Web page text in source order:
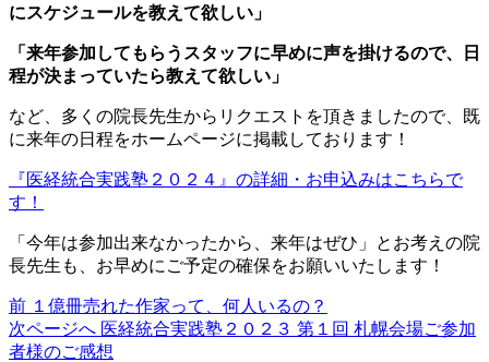
にスケジュールを教えて欲しい」
「来年参加してもらうスタッフに早めに声を掛けるので、日
程が決まっていたら教えて欲しい」
など、多くの院長先生からリクエストを頂きましたので、既
に来年の日程をホームページに掲載しております！
『医経統合実践塾２０２４』の詳細・お申込みはこちらで
す！
「今年は参加出来なかったから、来年はぜひ」とお考えの院
長先生も、お早めにご予定の確保をお願いいたします！
前 前
の
投
１億冊売れた作家って、何人いるの？
次ページへ 次
の
医経統合実践塾２０２３ 第１回 札幌会場ご参加
者様のご感想